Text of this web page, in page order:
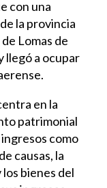
con una
la provincia
Lomas de
llegó a ocupar
en la
patrimonial
como
causas, la
los bienes del